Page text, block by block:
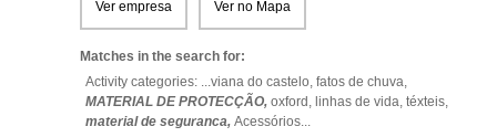
Ver empresa Ver no Mapa
Matches in the search for:
Activity categories: ...viana do castelo, fatos de chuva,
MATERIAL DE PROTECÇÃO, oxford, linhas de vida, téxteis,
material de seguranca, Acessórios...